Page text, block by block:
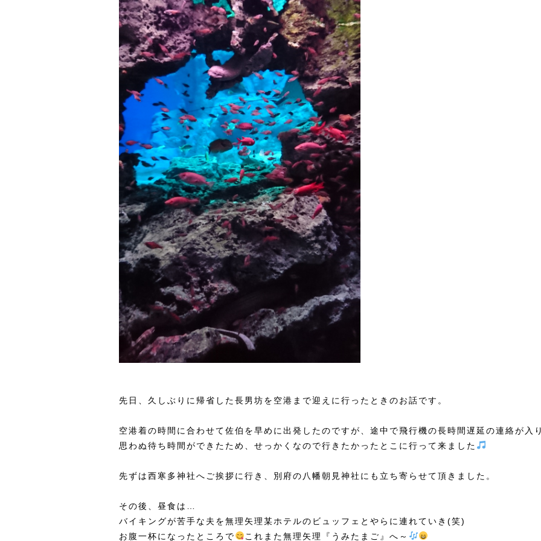
先日、久しぶりに帰省した長男坊を空港まで迎えに行ったときのお話です。
空港着の時間に合わせて佐伯を早めに出発したのですが、途中で飛行機の長時間遅延の連絡が入
思わぬ待ち時間ができたため、せっかくなので行きたかったとこに行って来ました
先ずは西寒多神社へご挨拶に行き、別府の八幡朝見神社にも立ち寄らせて頂きました。
その後、昼食は…
バイキングが苦手な夫を無理矢理某ホテルのビュッフェとやらに連れていき(笑)
お腹一杯になったところで
これまた無理矢理『うみたまご』へ～